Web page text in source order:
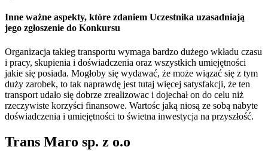
Inne ważne aspekty, które zdaniem Uczestnika uzasadniają
jego zgłoszenie do Konkursu
Organizacja takieg transportu wymaga bardzo dużego wkładu czasu
i pracy, skupienia i doświadczenia oraz wszystkich umiejętności
jakie się posiada. Mogłoby się wydawać, że może wiązać się z tym
duży zarobek, to tak naprawdę jest tutaj więcej satysfakcji, że ten
transport udało się dobrze zrealizowac i dojechał on do celu niż
rzeczywiste korzyści finansowe. Wartośc jaką niosą ze sobą nabyte
doświadczenia i umiejętności to świetna inwestycja na przyszłość.
Trans Maro sp. z o.o